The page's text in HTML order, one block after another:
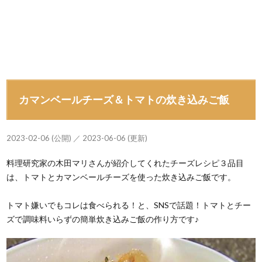
カマンベールチーズ＆トマトの炊き込みご飯
2023-02-06 (公開) ／ 2023-06-06 (更新)
料理研究家の木田マリさんが紹介してくれたチーズレシピ３品目
は、トマトとカマンベールチーズを使った炊き込みご飯です。
トマト嫌いでもコレは食べられる！と、SNSで話題！トマトとチー
ズで調味料いらずの簡単炊き込みご飯の作り方です♪